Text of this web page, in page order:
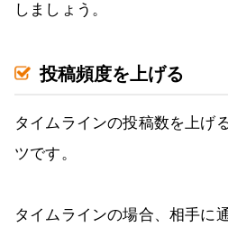
しましょう。
投稿頻度を上げる
タイムラインの投稿数を上げ
ツです。
タイムラインの場合、相手に